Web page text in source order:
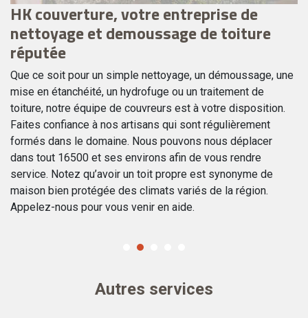
HK couverture, votre entreprise de
nettoyage et demoussage de toiture
réputée
Que ce soit pour un simple nettoyage, un démoussage, une
mise en étanchéité, un hydrofuge ou un traitement de
toiture, notre équipe de couvreurs est à votre disposition.
Faites confiance à nos artisans qui sont régulièrement
formés dans le domaine. Nous pouvons nous déplacer
dans tout 16500 et ses environs afin de vous rendre
service. Notez qu’avoir un toit propre est synonyme de
maison bien protégée des climats variés de la région.
Appelez-nous pour vous venir en aide.
Autres services